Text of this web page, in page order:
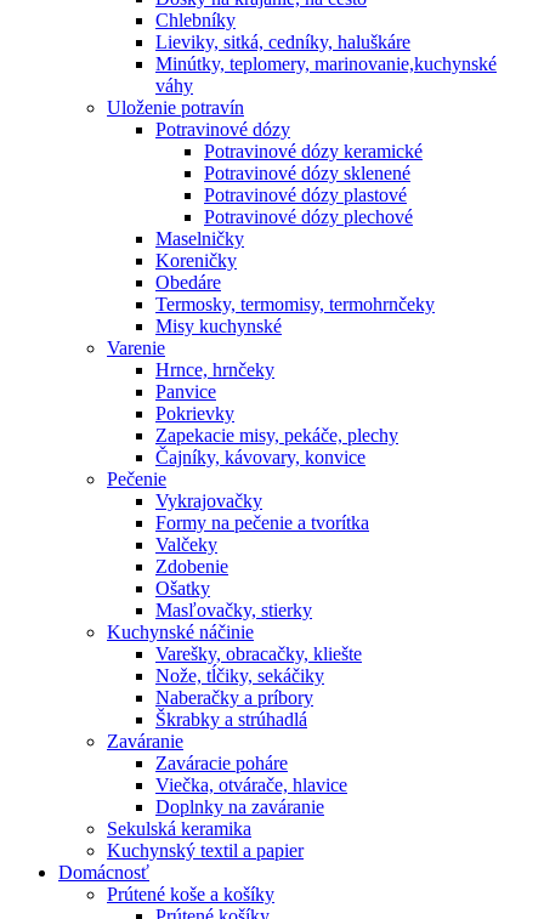
Chlebníky
Lieviky, sitká, cedníky, haluškáre
Minútky, teplomery, marinovanie,kuchynské
váhy
Uloženie potravín
Potravinové dózy
Potravinové dózy keramické
Potravinové dózy sklenené
Potravinové dózy plastové
Potravinové dózy plechové
Maselničky
Koreničky
Obedáre
Termosky, termomisy, termohrnčeky
Misy kuchynské
Varenie
Hrnce, hrnčeky
Panvice
Pokrievky
Zapekacie misy, pekáče, plechy
Čajníky, kávovary, konvice
Pečenie
Vykrajovačky
Formy na pečenie a tvorítka
Valčeky
Zdobenie
Ošatky
Masľovačky, stierky
Kuchynské náčinie
Varešky, obracačky, kliešte
Nože, tĺčiky, sekáčiky
Naberačky a príbory
Škrabky a strúhadlá
Zaváranie
Zaváracie poháre
Viečka, otvárače, hlavice
Doplnky na zaváranie
Sekulská keramika
Kuchynský textil a papier
Domácnosť
Prútené koše a košíky